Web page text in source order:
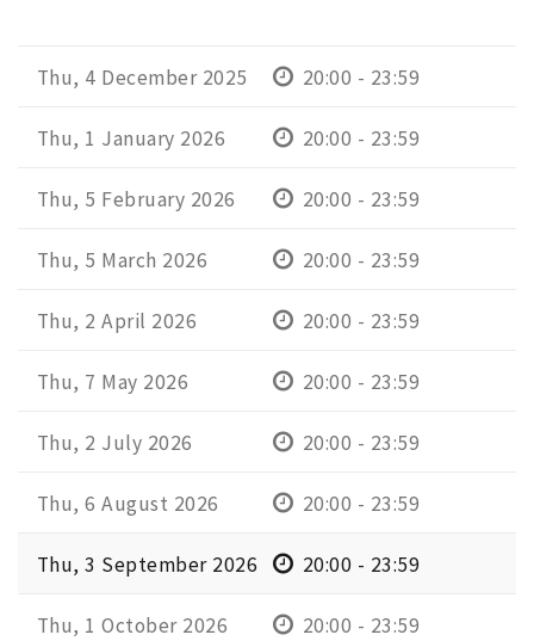
Thu, 4 December 2025 20:00 - 23:59
Thu, 1 January 2026 20:00 - 23:59
Thu, 5 February 2026 20:00 - 23:59
Thu, 5 March 2026 20:00 - 23:59
Thu, 2 April 2026 20:00 - 23:59
Thu, 7 May 2026 20:00 - 23:59
Thu, 2 July 2026 20:00 - 23:59
Thu, 6 August 2026 20:00 - 23:59
Thu, 3 September 2026 20:00 - 23:59
Thu, 1 October 2026 20:00 - 23:59